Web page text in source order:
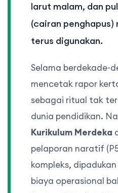
larut malam, dan
(cairan penghapus)
terus digunakan.
Selama berdekade-
mencetak rapor
sebagai ritual tak
dunia pendidikan.
Kurikulum Merdeka
pelaporan naratif
kompleks,
biaya operasional